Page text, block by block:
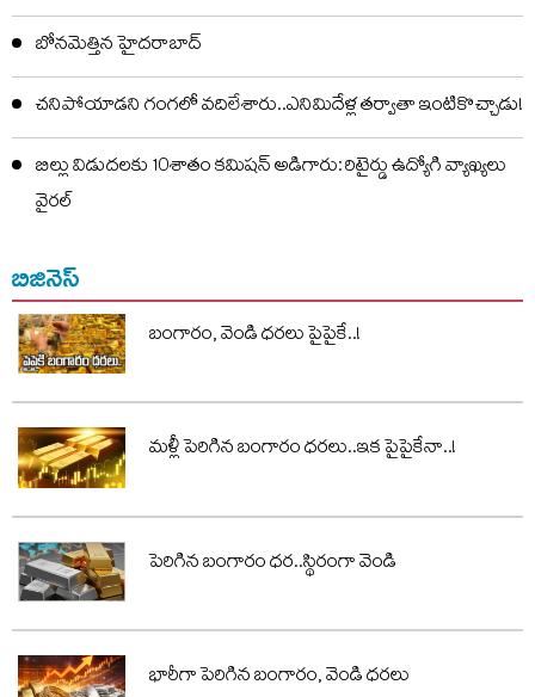
బోనమెత్తిన హైదరాబాద్
చనిపోయాడని గంగలో వదిలేశారు..ఎనిమిదేళ్ల తర్వాతా ఇంటికొచ్చాడు!
బిల్లు విడుదలకు 10శాతం కమిషన్ అడిగారు: రిటైర్డు ఉద్యోగి వ్యాఖ్యలు
వైరల్
బిజినెస్
బంగారం, వెండి ధరలు పైపైకే..!
మళ్లీ పెరిగిన బంగారం ధరలు..ఇక పైపైకేనా..!
పెరిగిన బంగారం ధర..స్థిరంగా వెండి
భారీగా పెరిగిన బంగారం, వెండి ధరలు